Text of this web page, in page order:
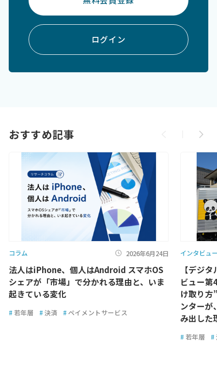
ログイン
おすすめ記事
コラム 2026年6月24日
法人はiPhone、個人はAndroid スマホOS
シェアが「市場」で分かれる理由と、いま
起きている変化
# 若年層 # 決済 # ペイメントサービス
インタビュ
【デジ
ビュー第
け取り方
ンターが
み出した
# 若年層 #